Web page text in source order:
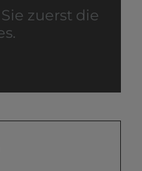
zuerst die